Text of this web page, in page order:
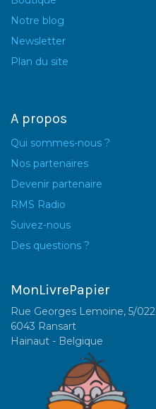
Notre blog
Newsletter
Plan du site
A propos
Qui sommes-nous ?
Nos partenaires
Devenir partenaire
RMS Radio
Suivez-nous
Des questions ?
MonLivrePapier
Rue Georges Lemoine, 5/022
6043 Ransart
Hainaut - Belgique